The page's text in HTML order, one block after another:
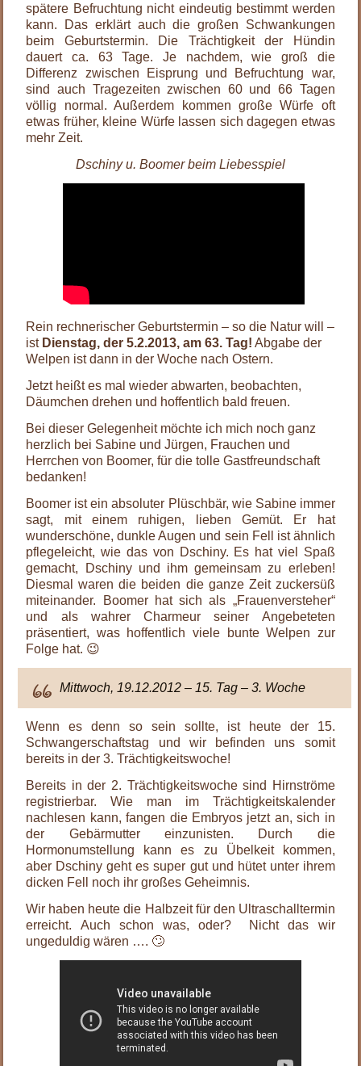
spätere Befruchtung nicht eindeutig bestimmt werden
kann. Das erklärt auch die großen Schwankungen
beim Geburtstermin. Die Trächtigkeit der Hündin
dauert ca. 63 Tage. Je nachdem, wie groß die
Differenz zwischen Eisprung und Befruchtung war,
sind auch Tragezeiten zwischen 60 und 66 Tagen
völlig normal. Außerdem kommen große Würfe oft
etwas früher, kleine Würfe lassen sich dagegen etwas
mehr Zeit.
Dschiny u. Boomer beim Liebesspiel
Rein rechnerischer Geburtstermin – so die Natur will –
ist Dienstag, der 5.2.2013, am 63. Tag! Abgabe der
Welpen ist dann in der Woche nach Ostern.
Jetzt heißt es mal wieder abwarten, beobachten,
Däumchen drehen und hoffentlich bald freuen.
Bei dieser Gelegenheit möchte ich mich noch ganz
herzlich bei Sabine und Jürgen, Frauchen und
Herrchen von Boomer, für die tolle Gastfreundschaft
bedanken!
Boomer ist ein absoluter Plüschbär, wie Sabine immer
sagt, mit einem ruhigen, lieben Gemüt. Er hat
wunderschöne, dunkle Augen und sein Fell ist ähnlich
pflegeleicht, wie das von Dschiny. Es hat viel Spaß
gemacht, Dschiny und ihm gemeinsam zu erleben!
Diesmal waren die beiden die ganze Zeit zuckersüß
miteinander. Boomer hat sich als „Frauenversteher“
und als wahrer Charmeur seiner Angebeteten
präsentiert, was hoffentlich viele bunte Welpen zur
Folge hat. 😉
Mittwoch, 19.12.2012 – 15. Tag – 3. Woche
Wenn es denn so sein sollte, ist heute der 15.
Schwangerschaftstag und wir befinden uns somit
bereits in der 3. Trächtigkeitswoche!
Bereits in der 2. Trächtigkeitswoche sind Hirnströme
registrierbar. Wie man im Trächtigkeitskalender
nachlesen kann, fangen die Embryos jetzt an, sich in
der Gebärmutter einzunisten. Durch die
Hormonumstellung kann es zu Übelkeit kommen,
aber Dschiny geht es super gut und hütet unter ihrem
dicken Fell noch ihr großes Geheimnis.
Wir haben heute die Halbzeit für den Ultraschalltermin
erreicht. Auch schon was, oder? Nicht das wir
ungeduldig wären …. 🙄